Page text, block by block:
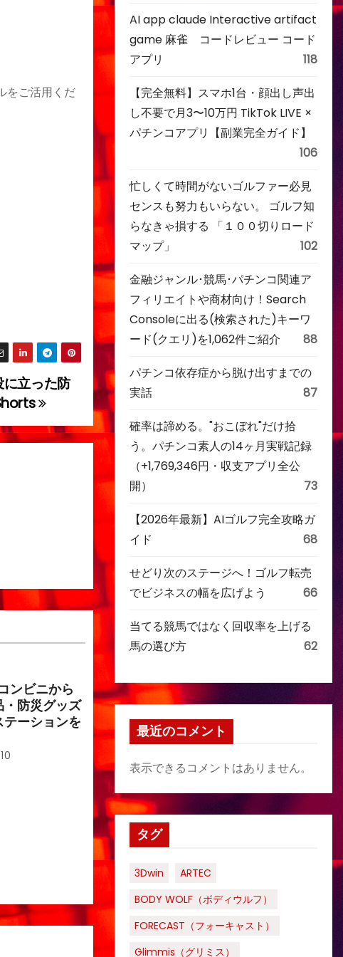
をご活用くだ
に立った防
ンビニから
・防災グッズ
テーションを
AI app claude Interactive artifact
game 麻雀 コードレビュー コード
アプリ
118
【完全無料】スマホ1台・顔出し声出
し不要で月3〜10万円 TikTok LIVE ×
パチンコアプリ【副業完全ガイド】
106
忙しくて時間がないゴルファー必見
センスも努力もいらない。 ゴルフ知
らなきゃ損する 「１００切りロード
マップ」
102
金融ジャンル･競馬･パチンコ関連ア
フィリエイトや商材向け！Search
Consoleに出る(検索された)キーワ
ード(クエリ)を1,062件ご紹介
88
パチンコ依存症から脱け出すまでの
実話
87
確率は諦める。"おこぼれ"だけ拾
う。パチンコ素人の14ヶ月実戦記録
（+1,769,346円・収支アプリ全公
開）
73
【2026年最新】AIゴルフ完全攻略ガ
イド
68
せどり次のステージへ！ゴルフ転売
でビジネスの幅を広げよう
66
当てる競馬ではなく回収率を上げる
馬の選び方
62
最近のコメント
表示できるコメントはありません。
タグ
3Dwin
ARTEC
BODY WOLF（ボディウルフ）
FORECAST（フォーキャスト）
Glimmis（グリミス）